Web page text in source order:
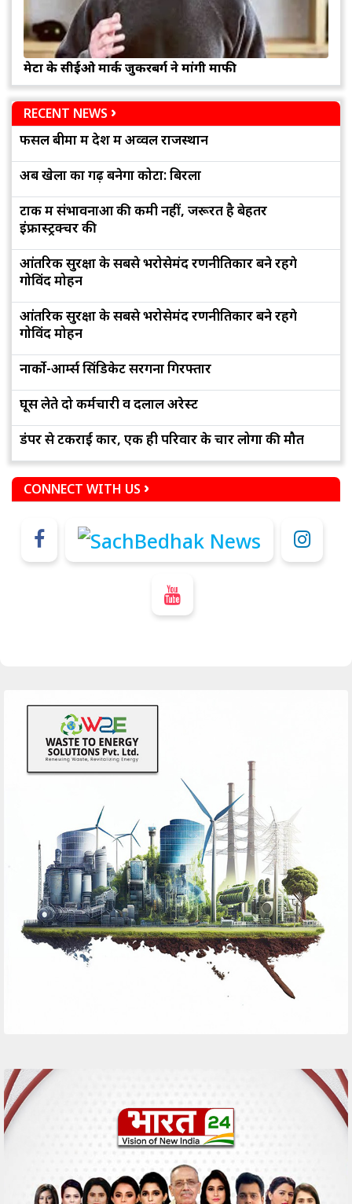
मेटा के सीईओ मार्क जुकरबर्ग ने मांगी माफी
RECENT NEWS
फसल बीमा में देश में अव्वल राजस्थान
अब खेलों का गढ़ बनेगा कोटा: बिरला
टोंक में संभावनाओं की कमी नहीं, जरूरत है बेहतर
इंफ्रास्ट्रक्चर की
आंतरिक सुरक्षा के सबसे भरोसेमंद रणनीतिकार बने रहेंगे
गोविंद मोहन
आंतरिक सुरक्षा के सबसे भरोसेमंद रणनीतिकार बने रहेंगे
गोविंद मोहन
नार्को-आर्म्स सिंडिकेट सरगना गिरफ्तार
घूस लेते दो कर्मचारी व दलाल अरेस्ट
डंपर से टकराई कार, एक ही परिवार के चार लोगों की मौत
CONNECT WITH US